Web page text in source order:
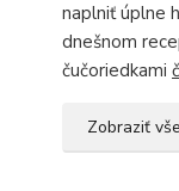
naplniť úplne
dnešnom
čučoriedkami
Zobraziť